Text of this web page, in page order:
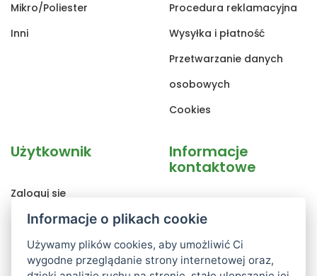
Mikro/Poliester
Inni
Procedura reklamacyjna
Wysyłka i płatność
Przetwarzanie danych
osobowych
Cookies
Użytkownik
Zaloguj sie
Rejestracja
Zapomniane hasło
Zmiana danych
Informacje
kontaktowe
Ostrava, 702 00
Informacje o plikach cookie
Używamy plików cookies, aby umożliwić Ci
wygodne przeglądanie strony internetowej oraz,